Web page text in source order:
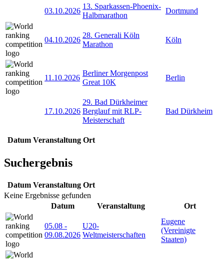
03.10.2026
13. Sparkassen-Phoenix-
Halbmarathon
Dortmund
04.10.2026
28. Generali Köln
Marathon
Köln
11.10.2026
Berliner Morgenpost
Great 10K
Berlin
17.10.2026
29. Bad Dürkheimer
Berglauf mit RLP-
Meisterschaft
Bad Dürkheim
Datum Veranstaltung Ort
Suchergebnis
Datum Veranstaltung Ort
Keine Ergebnisse gefunden
Datum
Veranstaltung Ort
05.08 -
09.08.2026
U20-
Weltmeisterschaften
Eugene
(Vereinigte
Staaten)